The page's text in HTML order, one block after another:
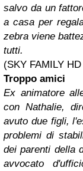
salvo da un
a casa per
zebra viene
tutti.
(SKY FAMILY
Troppo amici
Ex animatore
con Nathalie,
avuto due figli,
problemi di
dei parenti della
avvocato